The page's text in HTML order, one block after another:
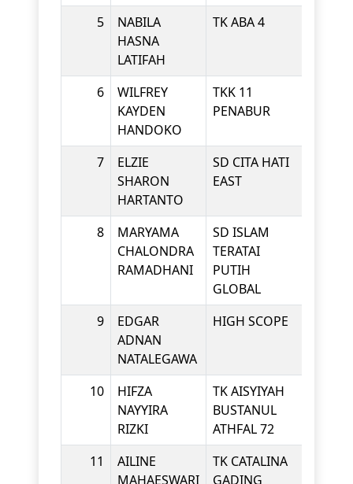
5
NABILA
HASNA
LATIFAH
TK ABA 4
6
WILFREY
KAYDEN
HANDOKO
TKK 11
PENABUR
7
ELZIE
SHARON
HARTANTO
SD CITA HATI
EAST
8
MARYAMA
CHALONDRA
RAMADHANI
SD ISLAM
TERATAI
PUTIH
GLOBAL
9
EDGAR
ADNAN
NATALEGAWA
HIGH SCOPE
10
HIFZA
NAYYIRA
RIZKI
TK AISYIYAH
BUSTANUL
ATHFAL 72
11
AILINE
MAHAESWARI
TK CATALINA
GADING